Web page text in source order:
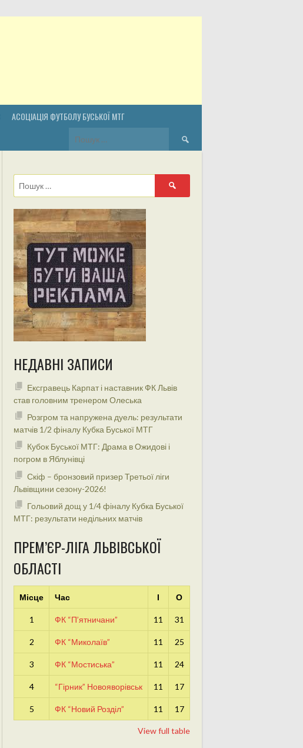
АСОЦІАЦІЯ ФУТБОЛУ БУСЬКОЇ МТГ
Пошук:
Пошук:
НЕДАВНІ ЗАПИСИ
Ексгравець Карпат і наставник ФК Львів
став головним тренером Олеська
Розгром та напружена дуель: результати
матчів 1/2 фіналу Кубка Буської МТГ
Кубок Буської МТГ: Драма в Ожидові і
погром в Яблунівці
Скіф – бронзовий призер Третьої ліги
Львівщини сезону-2026!
Гольовий дощ у 1/4 фіналу Кубка Буської
МТГ: результати недільних матчів
ПРЕМ’ЄР-ЛІГА ЛЬВІВСЬКОЇ
ОБЛАСТІ
Місце Час І О
1 ФК “П’ятничани” 11 31
2 ФК “Миколаїв” 11 25
3 ФК “Мостиська” 11 24
4 “Гірник” Новояворівськ 11 17
5 ФК “Новий Розділ” 11 17
View full table